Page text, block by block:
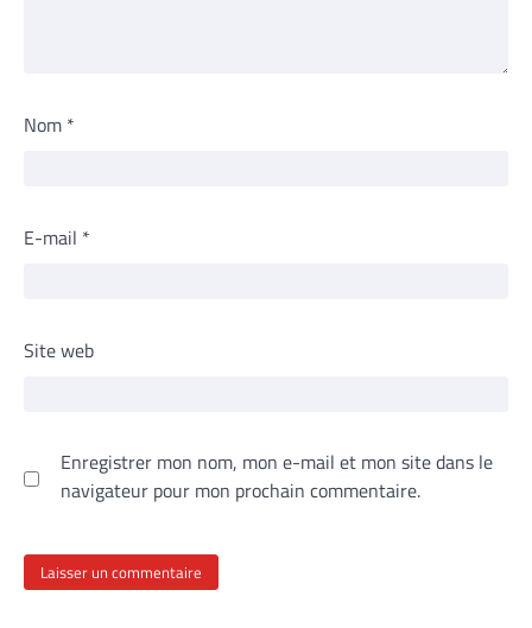
Nom *
E-mail *
Site web
Enregistrer mon nom, mon e-mail et mon site dans le
navigateur pour mon prochain commentaire.